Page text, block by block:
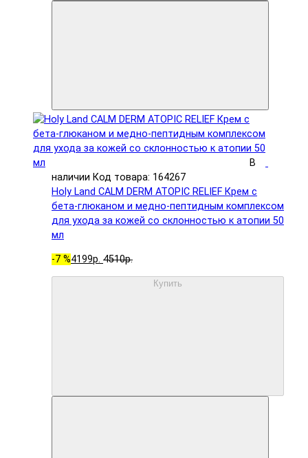
В
наличии Код товара: 164267
Holy Land CALM DERM ATOPIC RELIEF Крем с
бета-глюканом и медно-пептидным комплексом
для ухода за кожей со склонностью к атопии 50
мл
-7 %4199р. 4510р.
Купить